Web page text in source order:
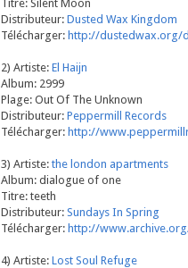
Titre: Silent Moon
Distributeur: Dusted Wax Kingdom
Télécharger: http://dustedwax.org/
2) Artiste: El Haijn
Album: 2999
Plage: Out Of The Unknown
Distributeur: Peppermill Records
Télécharger: http://
3) Artiste: the london apartments
Album: dialogue of one
Titre: teeth
Distributeur: Sundays In Spring
Télécharger: http://
4) Artiste: Lost Soul Refuge